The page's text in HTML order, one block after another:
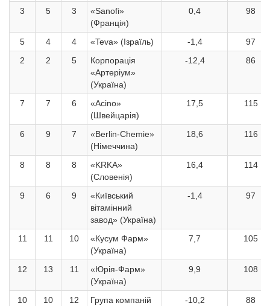
3 5 3
«Sanofi»
(Франція)
0,4 98
5 4 4 «Teva» (Ізраїль) -1,4
97
2
2 5
Корпорація
«Артеріум»
(Україна)
-12,4 86
7 7 6
«Acino»
(Швейцарія)
17,5 115
6 9 7
«Berlin-Chemie»
(Німеччина)
18,6 116
8 8 8
«KRKA»
(Словенія)
16,4 114
9 6 9
«Київський
вітамінний
завод» (Україна)
-1,4 97
11 11 10
«Кусум Фарм»
(Україна)
7,7 105
12 13 11
«Юрія-Фарм»
(Україна)
9,9 108
10 10 12
Група компаній
-10,2 88